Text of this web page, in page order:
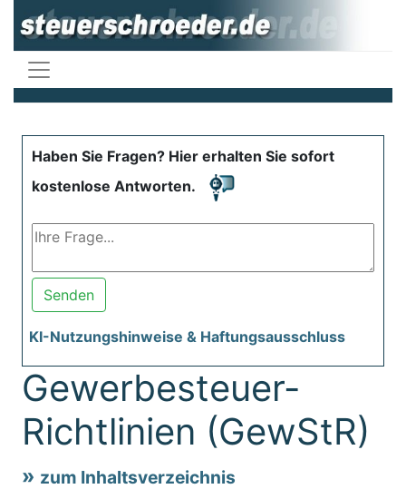
Haben Sie Fragen? Hier erhalten Sie sofort
kostenlose Antworten.
Senden
KI-Nutzungshinweise & Haftungsausschluss
Gewerbesteuer-
Richtlinien (GewStR)
zum Inhaltsverzeichnis